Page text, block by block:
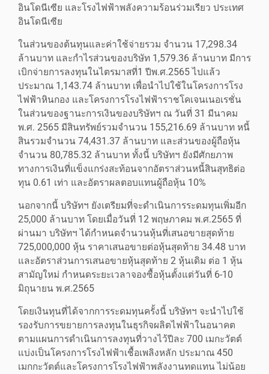
อินโดนีเซีย และโรงไฟฟ้าพลังความร้อนร่วมเรียว ประเทศ
อินโดนีเซีย
ในส่วนของต้นทุนและค่าใช้จ่ายรวม จำนวน 17,298.34
ล้านบาท และกำไรส่วนของบริษัท 1,579.36 ล้านบาท มีการ
เบิกจ่ายการลงทุนในไตรมาสที่1 ปีพ.ศ.2565 ไปแล้ว
ประมาณ 1,143.74 ล้านบาท เพื่อนำไปใช้ในโครงการโรง
ไฟฟ้าหินกอง และโครงการโรงไฟฟ้าราชโคเจนเนอเรชั่น
ในส่วนของฐานะการเงินของบริษัทฯ ณ วันที่ 31 มีนาคม
พ.ศ. 2565 มีสินทรัพย์รวมจำนวน 155,216.69 ล้านบาท หนี้
สินรวมจำนวน 74,431.37 ล้านบาท และส่วนของผู้ถือหุ้น
จำนวน 80,785.32 ล้านบาท ทั้งนี้ บริษัทฯ ยังมีศักยภาพ
ทางการเงินที่แข็งแกร่งสะท้อนจากอัตราส่วนหนี้สินสุทธิต่อ
ทุน 0.61 เท่า และอัตราผลตอบแทนผู้ถือหุ้น 10%
นอกจากนี้ บริษัทฯ ยังเตรียมที่จะดำเนินการระดมทุนเพิ่มอีก
25,000 ล้านบาท โดยเมื่อวันที่ 12 พฤษภาคม พ.ศ.2565 ที่
ผ่านมา บริษัทฯ ได้กำหนดจำนวนหุ้นที่เสนอขายสุดท้าย
725,000,000 หุ้น ราคาเสนอขายต่อหุ้นสุดท้าย 34.48 บาท
และอัตราส่วนการเสนอขายหุ้นสุดท้าย 2 หุ้นเดิม ต่อ 1 หุ้น
สามัญใหม่ กำหนดระยะเวลาจองซื้อหุ้นตั้งแต่วันที่ 6-10
มิถุนายน พ.ศ.2565
โดยเงินทุนที่ได้จากการระดมทุนครั้งนี้ บริษัทฯ จะนำไปใช้
รองรับการขยายการลงทุนในธุรกิจผลิตไฟฟ้าในอนาคต
ตามแผนการดำเนินการลงทุนที่วางไว้ปีละ 700 เมกะวัตต์
แบ่งเป็นโครงการโรงไฟฟ้าเชื้อเพลิงหลัก ประมาณ 450
เมกกะวัตต์และโครงการโรงไฟฟ้าพลังงานทดแทน ไม่น้อย